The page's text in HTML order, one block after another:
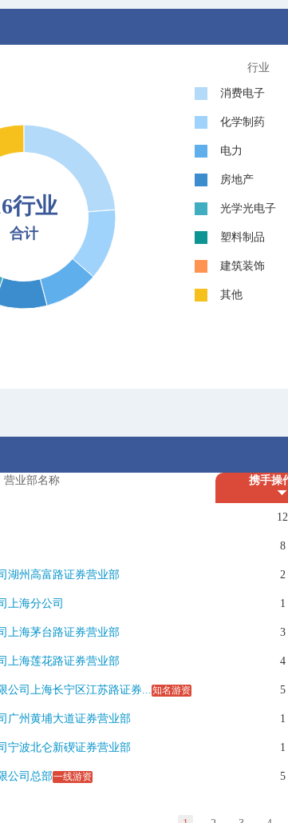
行业
合计
行业
消费电子
化学制药
电力
房地产
光学光电子
塑料制品
建筑装饰
其他
营业部名称 携手操
12
8
湖州高富路证券营业部 2
上海分公司 1
上海茅台路证券营业部 3
上海莲花路证券营业部 4
公司上海长宁区江苏路证券...知名游资 5
广州黄埔大道证券营业部 1
宁波北仑新碶证券营业部 1
公司总部一线游资 5